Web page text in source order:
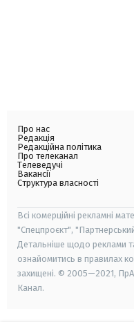
Про нас
Редакція
Редакційна політика
Про телеканал
Телеведучі
Вакансії
Структура власності
Всі комерційні рекламні
"Спецпроєкт",
Детальніше щодо реклами
ознайомитись в правилах
захищені. © 2005—2021,
Канал.